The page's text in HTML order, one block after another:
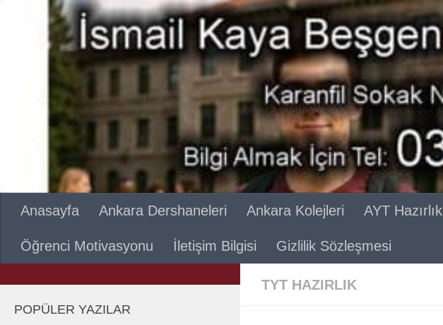
Skip to content
Anasayfa Ankara Dershaneleri Ankara Kolejleri AYT Hazırlık
Öğrenci Motivasyonu İletişim Bilgisi Gizlilik Sözleşmesi
TYT HAZIRLIK
POPÜLER YAZILAR